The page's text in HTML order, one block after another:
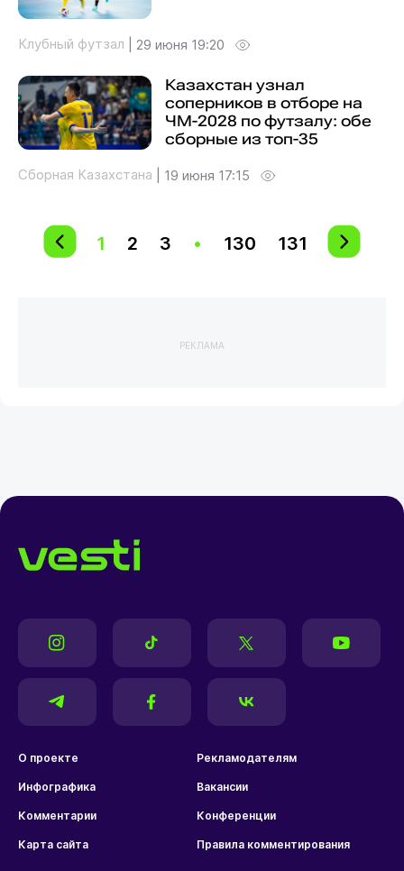
Клубный футзал 29 июня 19:20
Казахстан узнал
соперников в отборе на
ЧМ-2028 по футзалу: обе
сборные из топ-35
Сборная Казахстана 19 июня 17:15
1 2 3 • 130 131
РЕКЛАМА
О проекте Рекламодателям
Инфографика Вакансии
Комментарии Конференции
Карта сайта Правила комментирования